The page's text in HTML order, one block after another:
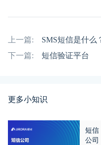
上一篇:
SMS短信是什么
下一篇:
短信验证平台
更多小知识
短信
公司